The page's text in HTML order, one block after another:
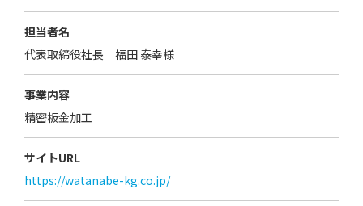
担当者名
代表取締役社長 福田 泰幸様
事業内容
精密板金加工
サイトURL
https://watanabe-kg.co.jp/